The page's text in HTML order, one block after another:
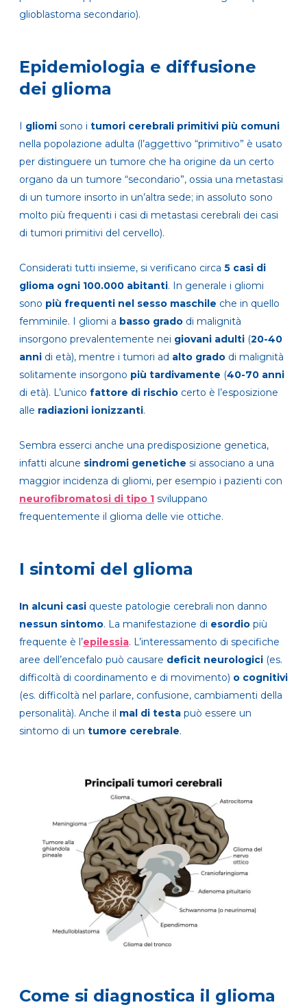
glioblastoma secondario).
Epidemiologia e diffusione
dei glioma
gliomi sono i tumori cerebrali primitivi più comuni
nella popolazione adulta (l’aggettivo “primitivo” è usato
per distinguere un tumore che ha origine da un certo
organo da un tumore “secondario”, ossia una metastasi
di un tumore insorto in un’altra sede; in assoluto sono
molto più frequenti i casi di metastasi cerebrali dei casi
di tumori primitivi del cervello).
Considerati tutti insieme, si verificano circa 5 casi di
glioma ogni 100.000 abitanti. In generale i gliomi
sono più frequenti nel sesso maschile che in quello
femminile. I gliomi a basso grado di malignità
insorgono prevalentemente nei giovani adulti (20-40
anni di età), mentre i tumori ad alto grado di malignità
solitamente insorgono più tardivamente (40-70 anni
di età). L’unico fattore di rischio certo è l’esposizione
alle radiazioni ionizzanti.
Sembra esserci anche una predisposizione genetica,
infatti alcune sindromi genetiche si associano a una
maggior incidenza di gliomi, per esempio i pazienti con
neurofibromatosi di tipo 1 sviluppano
frequentemente il glioma delle vie ottiche.
I sintomi del glioma
In alcuni casi queste patologie cerebrali non danno
nessun sintomo. La manifestazione di esordio più
frequente è l’epilessia. L’interessamento di specifiche
aree dell’encefalo può causare deficit neurologici (es.
difficoltà di coordinamento e di movimento) o cognitivi
(es. difficoltà nel parlare, confusione, cambiamenti della
personalità). Anche il mal di testa può essere un
sintomo di un tumore cerebrale.
Come si diagnostica il glioma